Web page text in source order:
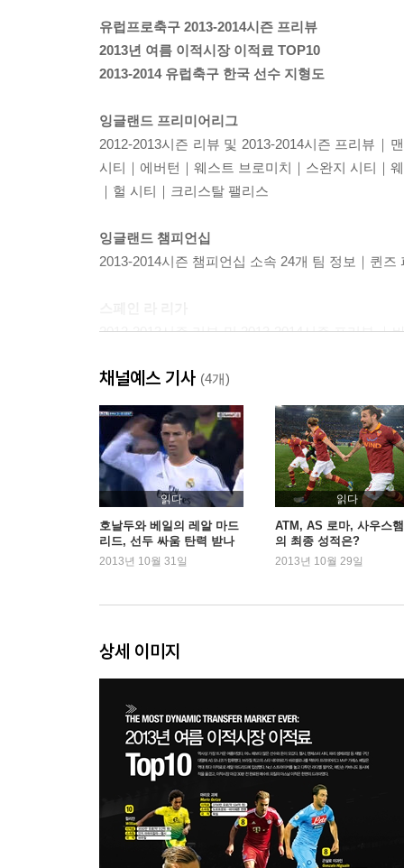
유럽프로축구 2013-2014시즌 프리뷰
2013년 여름 이적시장 이적료 TOP10
2013-2014 유럽축구 한국 선수 지형도
잉글랜드 프리미어리그
2012-2013시즌 리뷰 및 2013-2014시즌 프리뷰
시티｜에버턴｜웨스트 브로미치｜스완지 시티｜
｜헐 시티｜크리스탈 팰리스
잉글랜드 챔피언십
2013-2014시즌 챔피언십 소속 24개 팀 정보｜퀸
2012-2013시즌 리뷰 및 2013-2014시즌 프리뷰
엘체｜비야레알｜알메리아
독일 분데스리가
2012-2013시즌 리뷰 및 2013-2014시즌 프리뷰
프랑크푸르트｜함부르크｜묀헨글라드바흐｜
베를린｜브라운슈바이크
이탈리아 세리에A
2012-2013시즌 리뷰 및 2013-2014시즌 프리뷰
유럽 기타 리그 소개｜포르투｜벤피카｜파리 생
｜PSV 에인트호번｜샤흐타르 도네츠크｜갈라타
채널예스 기사 (4개)
읽다
호날두와 베일의 레알 마드
리드, 선두 싸움 탄력 받나
2013년 10월 31일
읽다
ATM, AS 로마, 사우스
의 최종 성적은?
2013년 10월 29일
상세 이미지